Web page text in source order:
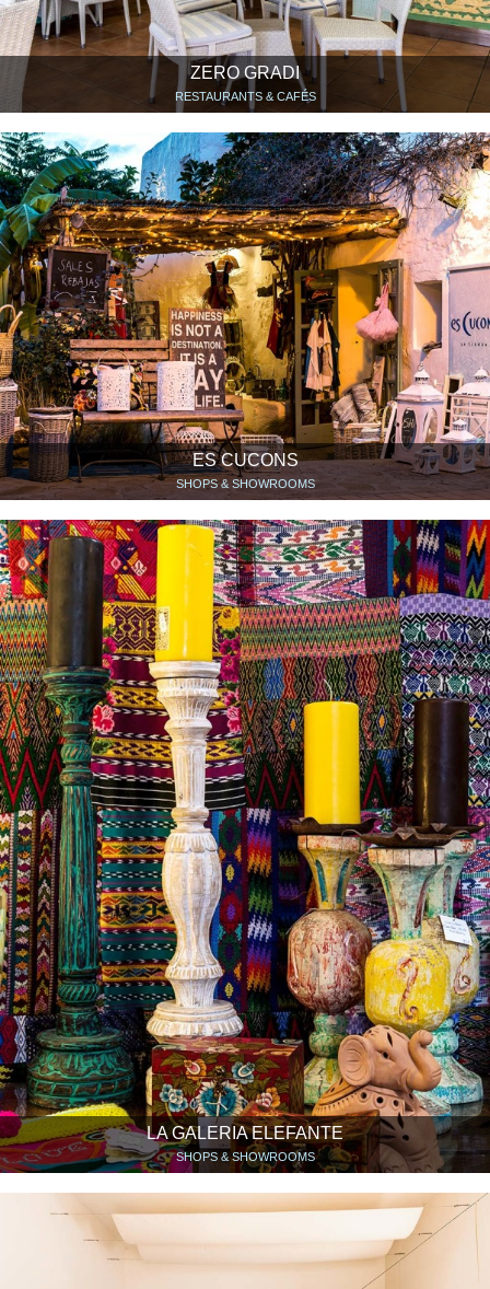
ZERO GRADI
RESTAURANTS & CAFÉS
ES CUCONS
SHOPS & SHOWROOMS
LA GALERIA ELEFANTE
SHOPS & SHOWROOMS